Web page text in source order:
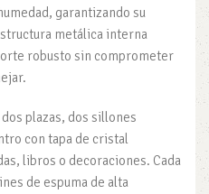
garantizando su
metálica interna
robusto sin comprometer
plazas, dos sillones
con tapa de cristal
libros o decoraciones. Cada
de espuma de alta